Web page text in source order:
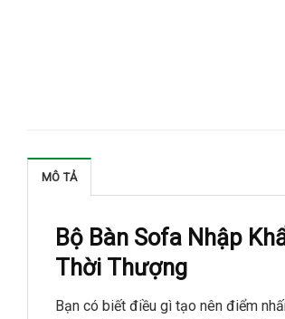
MÔ TẢ
Bộ Bàn Sofa Nhập
Thời Thượng
Bạn có biết điều gì tạo nên điểm